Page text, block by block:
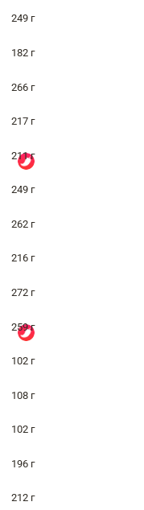
249 г
182 г
266 г
217 г
211 г
249 г
262 г
216 г
272 г
259 г
102 г
108 г
102 г
196 г
212 г